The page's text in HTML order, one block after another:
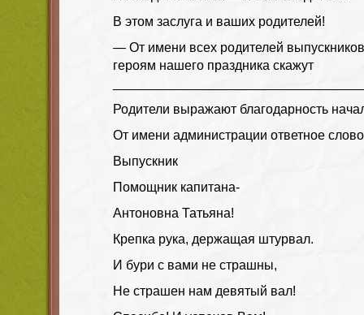
В этом заслуга и ваших родителей!
— От имени всех родителей
героям нашего праздника скажут
Родители выражают благодарность
От имени администрации ответное
Выпускник
Помощник капитана-
Антоновна Татьяна!
Крепка рука, держащая штурвал.
И бури с вами не страшны,
Не страшен нам девятый вал!